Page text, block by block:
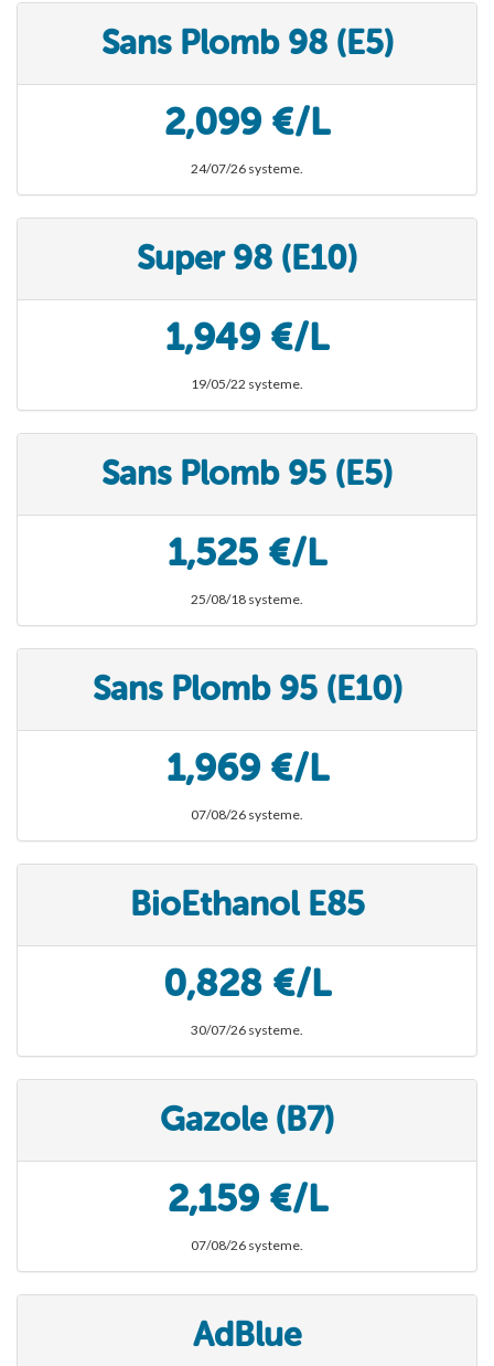
Sans Plomb 98 (E5)
2,099 €/L
24/07/26 systeme.
Super 98 (E10)
1,949 €/L
19/05/22 systeme.
Sans Plomb 95 (E5)
1,525 €/L
25/08/18 systeme.
Sans Plomb 95 (E10)
1,969 €/L
07/08/26 systeme.
BioEthanol E85
0,828 €/L
30/07/26 systeme.
Gazole (B7)
2,159 €/L
07/08/26 systeme.
AdBlue